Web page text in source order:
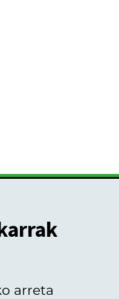
arreta